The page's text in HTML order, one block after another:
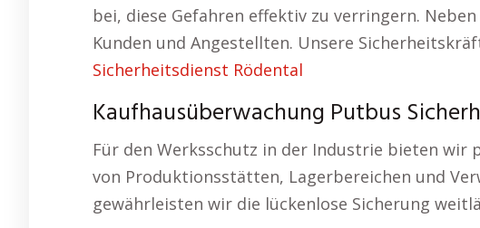
bei, diese Gefahren effektiv zu verringern.
Kunden und Angestellten. Unsere
Sicherheitsdienst Rödental
Kaufhausüberwachung Putbus
Für den Werksschutz in der Industrie bieten wir
von Produktionsstätten, Lagerbereichen und
gewährleisten wir die lückenlose Sicherung